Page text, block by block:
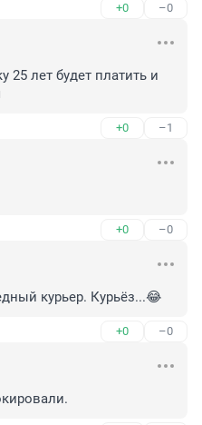
+0 –0
25 лет будет платить и
+0 –1
+0 –0
курьер. Курьёз...😂
+0 –0